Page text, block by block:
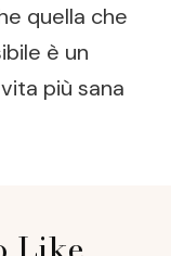
quella che
è un
più sana